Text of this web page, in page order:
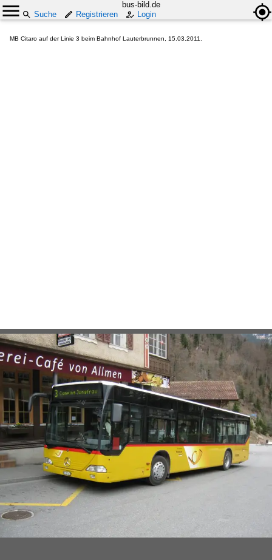
bus-bild.de
Suche
Registrieren Login
MB Citaro auf der Linie 3 beim Bahnhof Lauterbrunnen, 15.03.2011.